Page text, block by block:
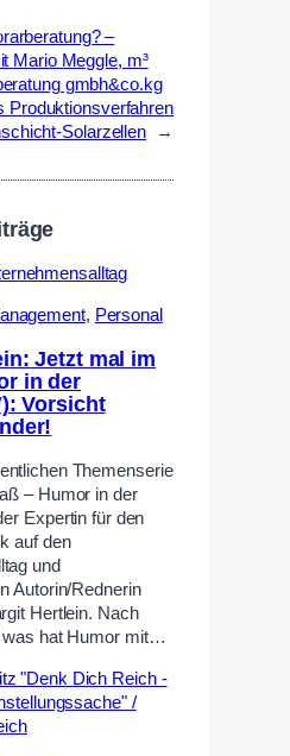
–
Mario Meggle, m³
gmbh&co.kg
Produktionsverfahren
Solarzellen
→
, Personal
Jetzt mal im
in der
Vorsicht
Themenserie
– Humor in der
Expertin für den
auf den
und
Autorin/Rednerin
Hertlein. Nach
was hat Humor mit…